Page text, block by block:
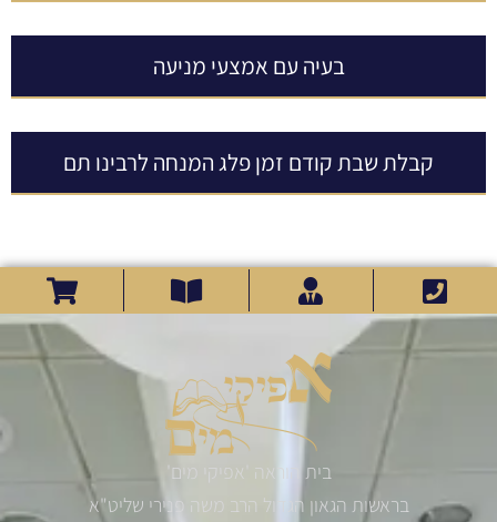
בעיה עם אמצעי מניעה
קבלת שבת קודם זמן פלג המנחה לרבינו תם
בית הוראה 'אפיקי מים'
בראשות הגאון הגדול הרב משה פנירי שליט"א